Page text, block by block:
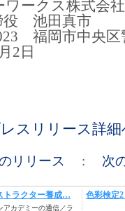
ークス株式会社
役 池田真市
福岡市中央区
2日
レスリリース詳
リリース : 次